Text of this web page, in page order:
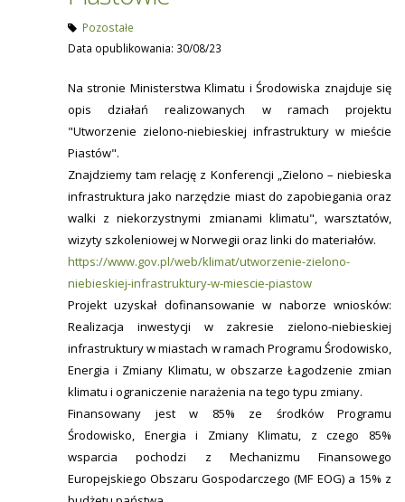
Pozostałe
Data opublikowania: 30/08/23
Na stronie Ministerstwa Klimatu i Środowiska znajduje się
opis działań realizowanych w ramach projektu
"Utworzenie zielono-niebieskiej infrastruktury w mieście
Piastów".
Znajdziemy tam relację z Konferencji „Zielono – niebieska
infrastruktura jako narzędzie miast do zapobiegania oraz
walki z niekorzystnymi zmianami klimatu", warsztatów,
wizyty szkoleniowej w Norwegii oraz linki do materiałów.
https://www.gov.pl/web/klimat/utworzenie-zielono-
niebieskiej-infrastruktury-w-miescie-piastow
Projekt uzyskał dofinansowanie w naborze wniosków:
Realizacja inwestycji w zakresie zielono-niebieskiej
infrastruktury w miastach w ramach Programu Środowisko,
Energia i Zmiany Klimatu, w obszarze Łagodzenie zmian
klimatu i ograniczenie narażenia na tego typu zmiany.
Finansowany jest w 85% ze środków Programu
Środowisko, Energia i Zmiany Klimatu, z czego 85%
wsparcia pochodzi z Mechanizmu Finansowego
Europejskiego Obszaru Gospodarczego (MF EOG) a 15% z